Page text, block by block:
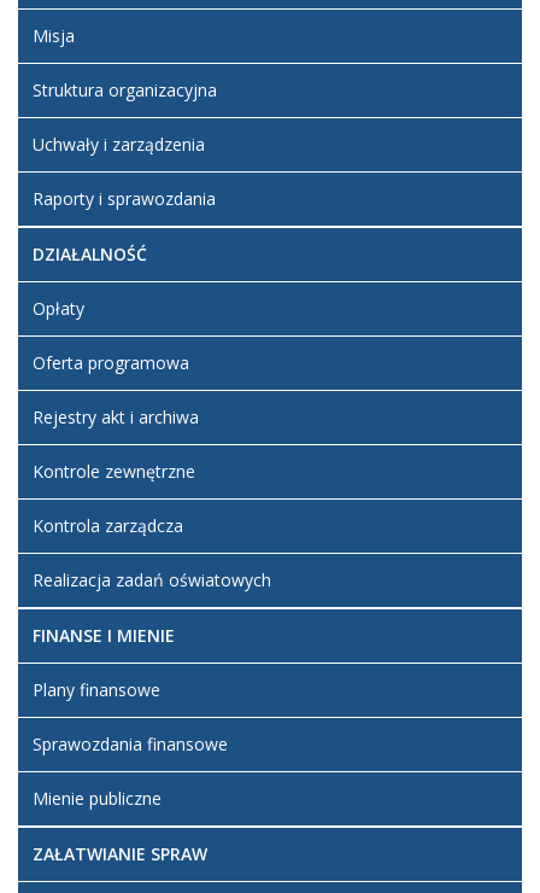
Misja
Struktura organizacyjna
Uchwały i zarządzenia
Raporty i sprawozdania
DZIAŁALNOŚĆ
Opłaty
Oferta programowa
Rejestry akt i archiwa
Kontrole zewnętrzne
Kontrola zarządcza
Realizacja zadań oświatowych
FINANSE I MIENIE
Plany finansowe
Sprawozdania finansowe
Mienie publiczne
ZAŁATWIANIE SPRAW